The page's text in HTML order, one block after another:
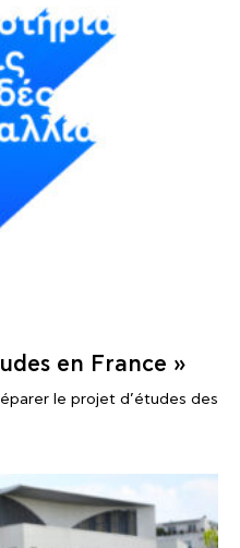
en France »
le projet d’études des